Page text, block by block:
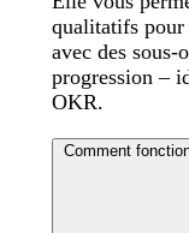
qualitatifs pour
avec des
progression –
OKR.
Comment